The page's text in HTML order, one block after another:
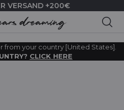
VERSAND +200€
from your country [United States].
CLICK HERE